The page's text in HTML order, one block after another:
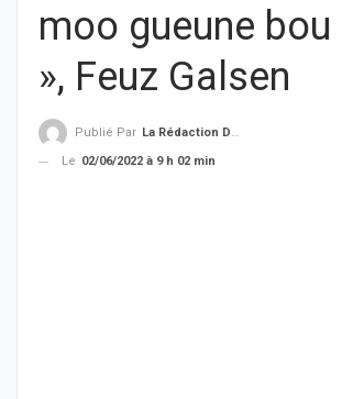
moo gueune
», Feuz Galsen
Publié Par La Rédaction De THIEYSENEGAL.com
Le 02/06/2022 à 9 h 02 min